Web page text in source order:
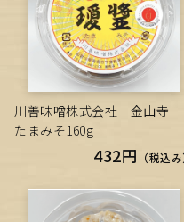
川善味噌株式会社 金山寺
たまみそ160g
432円 （税込み